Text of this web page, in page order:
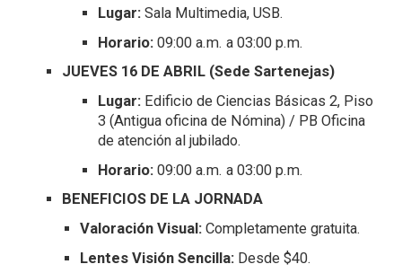
Lugar: Sala Multimedia, USB.
Horario: 09:00 a.m. a 03:00 p.m.
JUEVES 16 DE ABRIL (Sede Sartenejas)
Lugar: Edificio de Ciencias Básicas 2, Piso
3 (Antigua oficina de Nómina) / PB Oficina
de atención al jubilado.
Horario: 09:00 a.m. a 03:00 p.m.
BENEFICIOS DE LA JORNADA
Valoración Visual: Completamente gratuita.
Lentes Visión Sencilla: Desde $40.